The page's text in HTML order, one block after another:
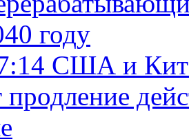
году
США и
продление